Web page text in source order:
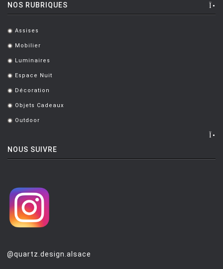
NOS RUBRIQUES
. Assises
. Mobilier
. Luminaires
. Espace Nuit
. Décoration
. Objets Cadeaux
. Outdoor
NOUS SUIVRE
@quartz.design.alsace